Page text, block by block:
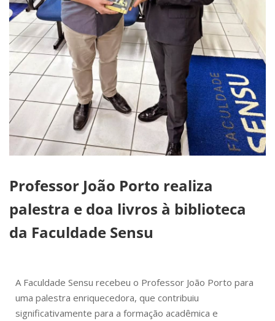
Professor João Porto realiza
palestra e doa livros à biblioteca
da Faculdade Sensu
A Faculdade Sensu recebeu o Professor João Porto para
uma palestra enriquecedora, que contribuiu
significativamente para a formação acadêmica e